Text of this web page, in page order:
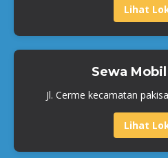
Lihat
Sewa
Jl. Cerme kecamatan
Lihat